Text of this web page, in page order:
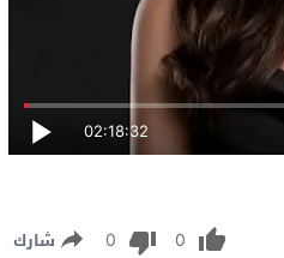
02:18:32
0
0 شارك